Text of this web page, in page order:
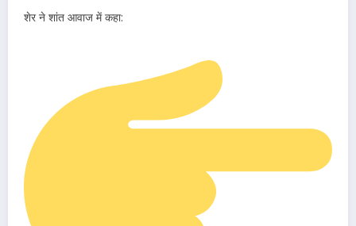
शेर ने शांत आवाज में कहा: